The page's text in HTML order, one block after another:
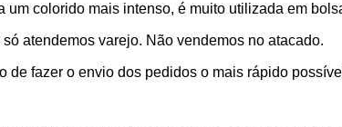
um colorido mais intenso, é muito utilizada em
só atendemos varejo. Não vendemos no atacado.
de fazer o envio dos pedidos o mais rápido